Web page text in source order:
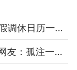
2025假期放假时间表 2025年放假调休日历一览表
中科院博士还原被骗至缅甸经历 网友：孤注一掷现实版